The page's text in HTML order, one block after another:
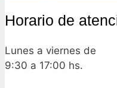
Horario de
Lunes a viernes de
9:30 a 17:00 hs.